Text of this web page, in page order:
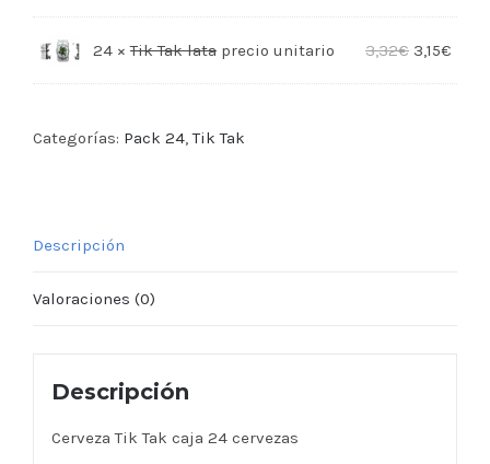
24 ×Tik Tak lata 3,32€ 3,15€
Categorías: Pack 24,Tik Tak
Descripción
Valoraciones (0)
Descripción
Cerveza Tik Tak caja 24 cervezas